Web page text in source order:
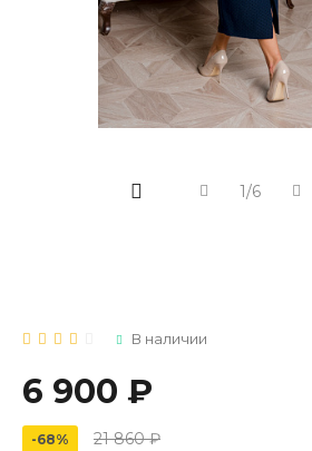
1/6
В наличии
6 900 ₽
-68% 21 860 ₽